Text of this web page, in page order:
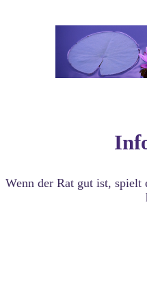
Wenn der Rat gut ist, spielt